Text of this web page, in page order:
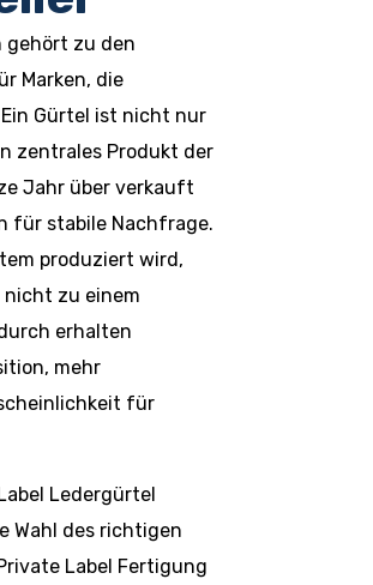
gehört zu den
Marken, die
Gürtel ist nicht nur
zentrales Produkt der
Jahr über verkauft
für stabile Nachfrage.
produziert wird,
nicht zu einem
erhalten
mehr
für
Ledergürtel
Wahl des richtigen
Label Fertigung